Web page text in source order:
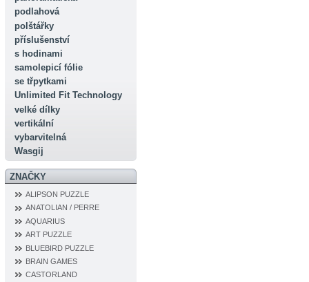
podlahová
polštářky
příslušenství
s hodinami
samolepicí fólie
se třpytkami
Unlimited Fit Technology
velké dílky
vertikální
vybarvitelná
Wasgij
ZNAČKY
ALIPSON PUZZLE
ANATOLIAN / PERRE
AQUARIUS
ART PUZZLE
BLUEBIRD PUZZLE
BRAIN GAMES
CASTORLAND